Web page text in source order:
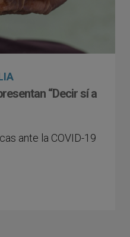
“Decir sí a
ante la COVID-19